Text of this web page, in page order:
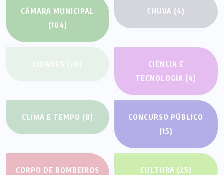
CÂMARA MUNICIPAL
(104)
CHUVA (4)
CIDADES (20)
CIÊNCIA E
TECNOLOGIA (4)
CLIMA E TEMPO (8)
CONCURSO PÚBLICO
(15)
CORPO DE BOMBEIROS
CULTURA (25)